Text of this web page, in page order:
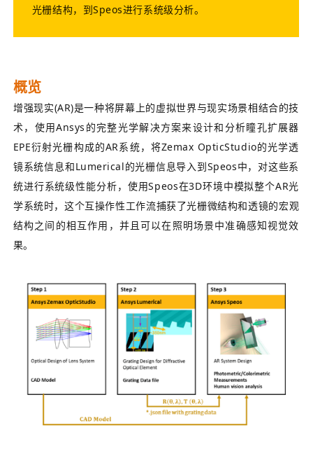
光栅结构，到Speos进行系统级分析。
概览
增强现实(AR)是一种将屏幕上的虚拟世界与现实场景相结合的技
术，使用Ansys的完整光学解决方案来设计和分析瞳孔扩展器
EPE衍射光栅构成的AR系统，将Zemax OpticStudio的光学透
镜系统信息和Lumerical的光栅信息导入到Speos中，对这些系
统进行系统级性能分析，使用Speos在3D环境中模拟整个AR光
学系统时，这个互操作性工作流捕获了光栅微结构和透镜的宏观
结构之间的相互作用，并且可以在照明场景中准确感知视觉效
果。